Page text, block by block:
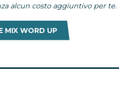
alcun costo aggiuntivo per te.
MIX WORD UP